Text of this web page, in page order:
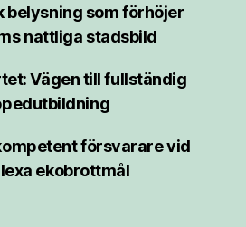
belysning som förhöjer
nattliga stadsbild
Vägen till fullständig
försvarare vid
ekobrottmål